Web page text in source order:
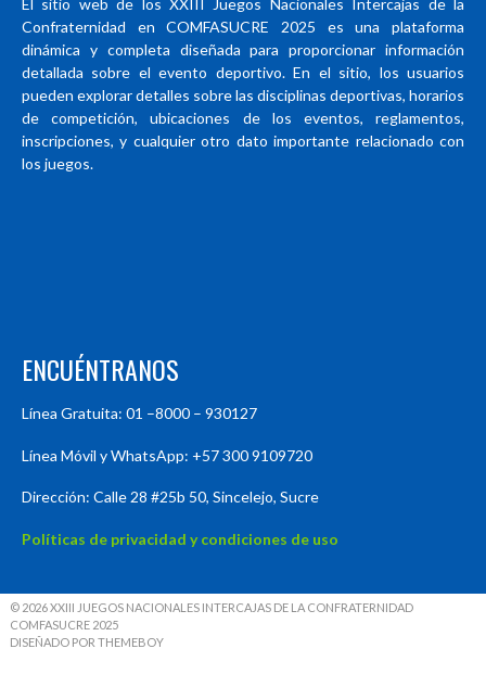
El sitio web de los XXIII Juegos Nacionales Intercajas de la
Confraternidad en COMFASUCRE 2025 es una plataforma
dinámica y completa diseñada para proporcionar información
detallada sobre el evento deportivo. En el sitio, los usuarios
pueden explorar detalles sobre las disciplinas deportivas, horarios
de competición, ubicaciones de los eventos, reglamentos,
inscripciones, y cualquier otro dato importante relacionado con
los juegos.
ENCUÉNTRANOS
Línea Gratuita: 01 –8000 – 930127
Línea Móvil y WhatsApp: +57 300 9109720
Dirección: Calle 28 #25b 50, Sincelejo, Sucre
Políticas de privacidad y condiciones de uso
© 2026 XXIII JUEGOS NACIONALES INTERCAJAS DE LA CONFRATERNIDAD
COMFASUCRE 2025
DISEÑADO POR THEMEBOY